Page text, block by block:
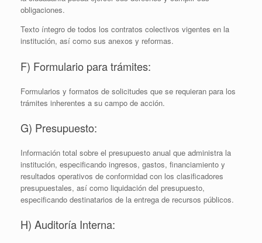
obligaciones.
Texto íntegro de todos los contratos colectivos vigentes en la
institución, así­ como sus anexos y reformas.
F) Formulario para trámites:
Formularios y formatos de solicitudes que se requieran para los
trámites inherentes a su campo de acción.
G) Presupuesto:
Información total sobre el presupuesto anual que administra la
institución, especificando ingresos, gastos, financiamiento y
resultados operativos de conformidad con los clasificadores
presupuestales, así como liquidación del presupuesto,
especificando destinatarios de la entrega de recursos públicos.
H) Auditoría Interna: